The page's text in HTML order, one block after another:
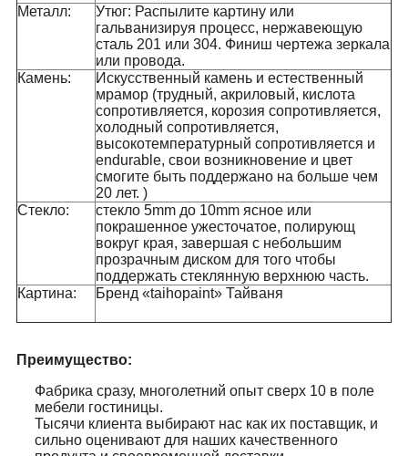
Металл:
Утюг: Распылите картину или
гальванизируя процесс, нержавеющую
сталь 201 или 304. Финиш чертежа зеркала
или провода.
Камень:
Искусственный камень и естественный
мрамор (трудный, акриловый, кислота
сопротивляется, корозия сопротивляется,
холодный сопротивляется,
высокотемпературный сопротивляется и
endurable, свои возникновение и цвет
смогите быть поддержано на больше чем
20 лет. )
Стекло:
стекло 5mm до 10mm ясное или
покрашенное ужесточатое, полирующ
вокруг края, завершая с небольшим
прозрачным диском для того чтобы
поддержать стеклянную верхнюю часть.
Картина:
Бренд «taihopaint» Тайваня
Преимущество:
Фабрика сразу, многолетний опыт сверх 10 в поле
мебели гостиницы.
Тысячи клиента выбирают нас как их поставщик, и
сильно оценивают для наших качественного